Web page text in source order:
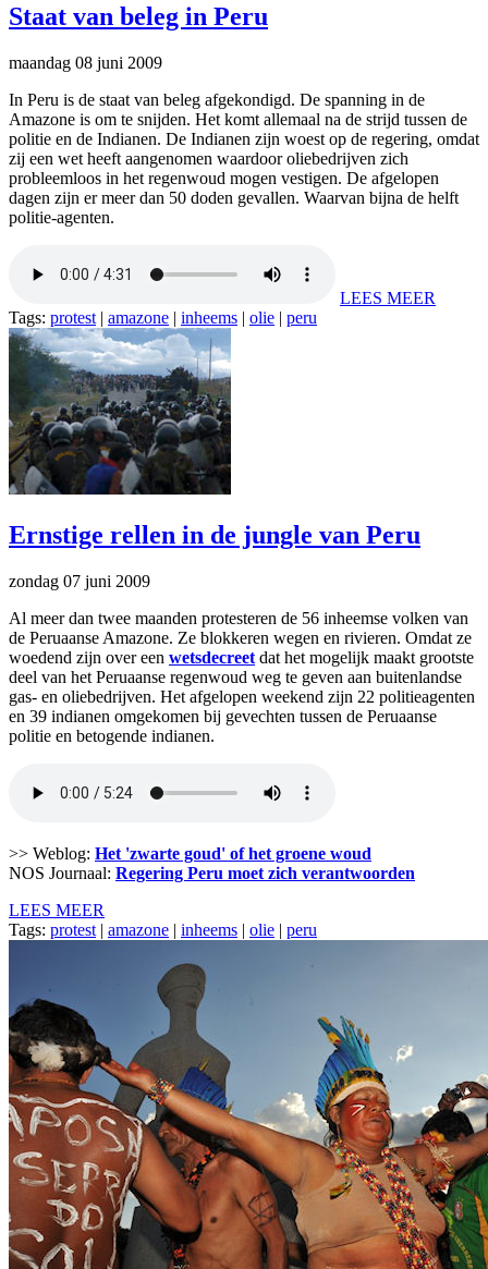
Staat van beleg in Peru
maandag 08 juni 2009
In Peru is de staat van beleg afgekondigd. De spanning in de
Amazone is om te snijden. Het komt allemaal na de strijd tussen de
politie en de Indianen. De Indianen zijn woest op de regering, omdat
zij een wet heeft aangenomen waardoor oliebedrijven zich
probleemloos in het regenwoud mogen vestigen. De afgelopen
dagen zijn er meer dan 50 doden gevallen. Waarvan bijna de helft
politie-agenten.
LEES MEER
Tags: protest | amazone | inheems | olie | peru
Ernstige rellen in de jungle van Peru
zondag 07 juni 2009
Al meer dan twee maanden protesteren de 56 inheemse volken van
de Peruaanse Amazone. Ze blokkeren wegen en rivieren. Omdat ze
woedend zijn over een wetsdecreet dat het mogelijk maakt grootste
deel van het Peruaanse regenwoud weg te geven aan buitenlandse
gas- en oliebedrijven. Het afgelopen weekend zijn 22 politieagenten
en 39 indianen omgekomen bij gevechten tussen de Peruaanse
politie en betogende indianen.
>> Weblog: Het 'zwarte goud' of het groene woud
NOS Journaal: Regering Peru moet zich verantwoorden
LEES MEER
Tags: protest | amazone | inheems | olie | peru